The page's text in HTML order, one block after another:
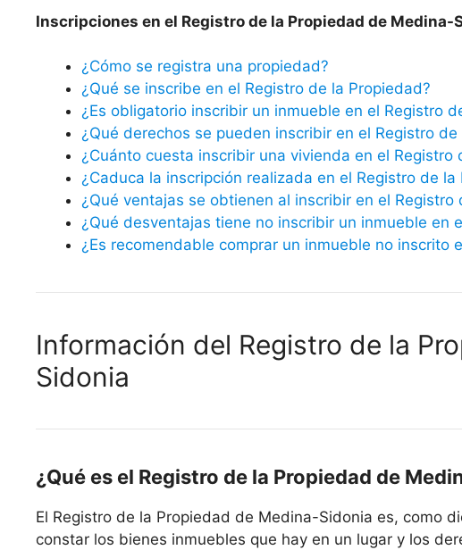
Inscripciones en el Registro de la Propiedad de Medina-
¿Cómo se registra una propiedad?
¿Qué se inscribe en el Registro de la Propiedad?
¿Es obligatorio inscribir un inmueble en el Registro
¿Qué derechos se pueden inscribir en el Registro
¿Cuánto cuesta inscribir una vivienda en el Registro
¿Caduca la inscripción realizada en el Registro de la
¿Qué ventajas se obtienen al inscribir en el Registro
¿Qué desventajas tiene no inscribir un inmueble en
¿Es recomendable comprar un inmueble no inscrito
Información del Registro de la
Sidonia
¿Qué es el Registro de la Propiedad de
El Registro de la Propiedad de Medina-Sidonia es, como
constar los bienes inmuebles que hay en un lugar y los